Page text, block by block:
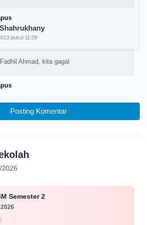
pukul 11.09
Ahmad, kita gagal
Posting Komentar
2026
Semester 2